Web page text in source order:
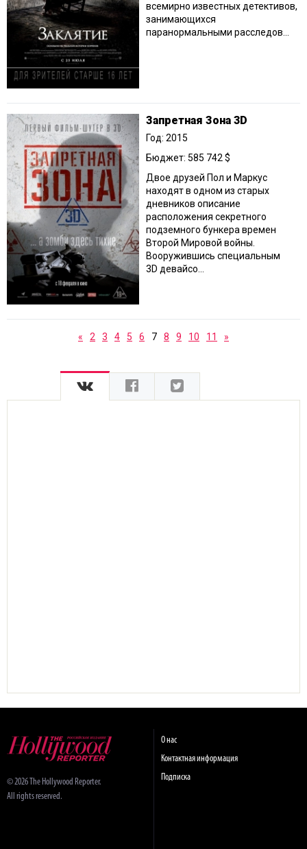
всемирно известных детективов,
занимающихся
паранормальными расследов...
Запретная Зона 3D
Год: 2015
Бюджет: 585 742 $
Двое друзей Пол и Маркус
находят в одном из старых
дневников описание
расположения секретного
подземного бункера времен
Второй Мировой войны.
Вооружившись специальным
3D девайсо...
« 2 3 4 5 6 7 8 9 10 11 »
© 2026 The Hollywood Reporter.
All rights reserved.
О нас
Контактная информация
Подписка